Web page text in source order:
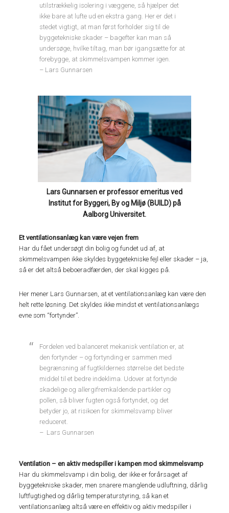
utilstrækkelig isolering i væggene, så hjælper det
ikke bare at lufte ud en ekstra gang. Her er det i
stedet vigtigt, at man først forholder sig til de
byggetekniske skader – bagefter kan man så
undersøge, hvilke tiltag, man bør igangsætte for at
forebygge, at skimmelsvampen kommer igen.
– Lars Gunnarsen
Lars Gunnarsen er professor emeritus ved
Institut for Byggeri, By og Miljø (BUILD) på
Aalborg Universitet.
Et ventilationsanlæg kan være vejen frem
Har du fået undersøgt din bolig og fundet ud af, at
skimmelsvampen ikke skyldes byggetekniske fejl eller skader – ja,
så er det altså beboeradfærden, der skal kigges på.
Her mener Lars Gunnarsen, at et ventilationsanlæg kan være den
helt rette løsning. Det skyldes ikke mindst et ventilationsanlægs
evne som “fortynder”.
Fordelen ved balanceret mekanisk ventilation er, at
den fortynder – og fortynding er sammen med
begrænsning af fugtkildernes størrelse det bedste
middel til et bedre indeklima. Udover at fortynde
skadelige og allergifremkaldende partikler og
pollen, så bliver fugten også fortyndet, og det
betyder jo, at risikoen for skimmelsvamp bliver
reduceret.
– Lars Gunnarsen
Ventilation – en aktiv medspiller i kampen mod skimmelsvamp
Har du skimmelsvamp i din bolig, der ikke er forårsaget af
byggetekniske skader, men snarere manglende udluftning, dårlig
luftfugtighed og dårlig temperaturstyring, så kan et
ventilationsanlæg altså være en effektiv og aktiv medspiller i